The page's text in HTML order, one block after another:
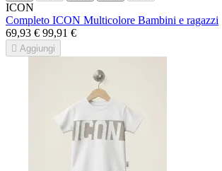
ICON
Completo ICON Multicolore Bambini e ragazzi
69,93 € 99,91 €
 Aggiungi